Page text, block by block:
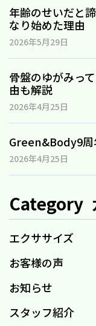
年齢のせいだと
なり始めた理由
2026年5月29日
骨盤のゆがみっ
由も解説
2026年4月25日
Green&Body9周
2026年4月25日
Category
エクササイズ
お客様の声
お知らせ
スタッフ紹介